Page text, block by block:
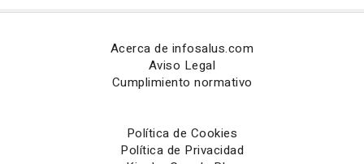
Acerca de infosalus.com
Aviso Legal
Cumplimiento normativo
Política de Cookies
Política de Privacidad